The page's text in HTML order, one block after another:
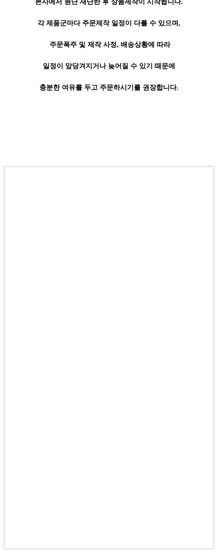
본사에서 원단 재단한 후 상품제작이 시작됩니다.
각 제품군마다 주문제작 일정이 다를 수 있으며,
주문폭주 및 제작 사정, 배송상황에 따라
일정이 앞당겨지거나 늦어질 수 있기 때문에
충분한 여유를 두고 주문하시기를 권장합니다.